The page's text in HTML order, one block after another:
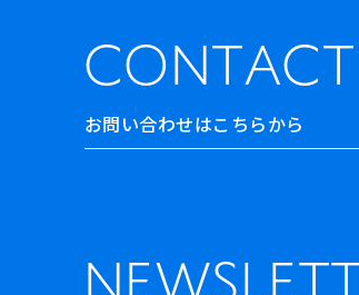
CONTACT
お問い合わせはこちらから